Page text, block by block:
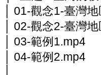
│ │ 01-觀念1-臺灣
│ │ 02-觀念2-臺灣
│ │ 03-範例1.mp4
│ │ 04-範例2.mp4